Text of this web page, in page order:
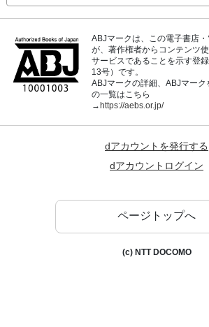
ABJマークは、この電子書店
が、著作権者からコンテンツ
サービスであることを示す登
13号）です。
ABJマークの詳細、ABJマー
の一覧はこちら
→https://aebs.or.jp/
dアカウントを発行する
dアカウントログイン
ページトップへ
(c) NTT DOCOMO